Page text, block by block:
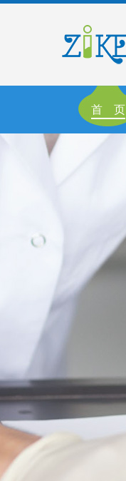
首 页